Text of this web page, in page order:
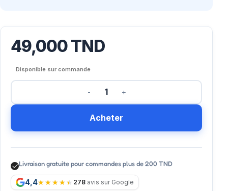
49,000TND
Disponible sur commande
Acheter
Livraison gratuite pour commandes plus de 200 TND
4,4 278 avis sur Google